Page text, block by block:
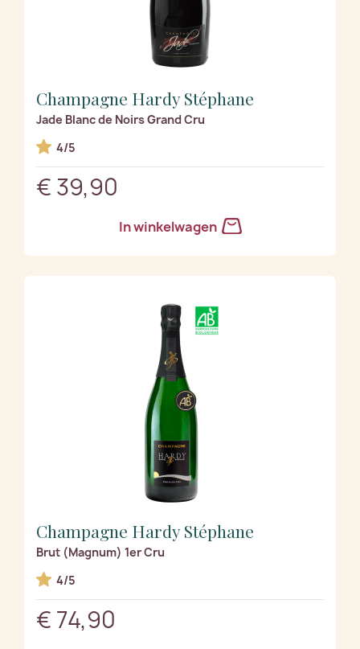
Champagne Hardy Stéphane
Jade Blanc de Noirs Grand Cru
4/5
€ 39,90
In winkelwagen
Champagne Hardy Stéphane
Brut (Magnum) 1er Cru
4/5
€ 74,90